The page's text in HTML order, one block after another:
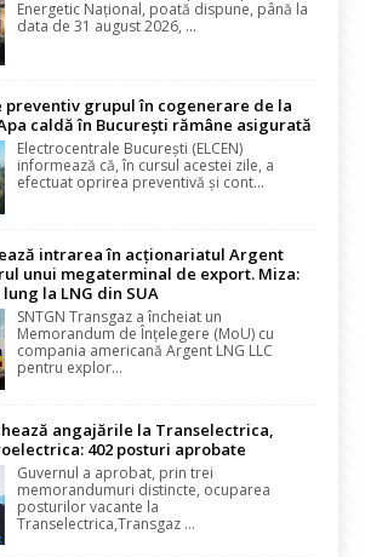
Energetic Național, poată dispune, până la
data de 31 august 2026, ...
preventiv grupul în cogenerare de la
caldă în București rămâne asigurată
Electrocentrale București (ELCEN)
informează că, în cursul acestei zile, a
efectuat oprirea preventivă și cont...
intrarea în acționariatul Argent
unui megaterminal de export. Miza:
la LNG din SUA
SNTGN Transgaz a încheiat un
Memorandum de Înțelegere (MoU) cu
compania americană Argent LNG LLC
pentru explor...
angajările la Transelectrica,
402 posturi aprobate
Guvernul a aprobat, prin trei
memorandumuri distincte, ocuparea
posturilor vacante la
Transelectrica,Transgaz ...